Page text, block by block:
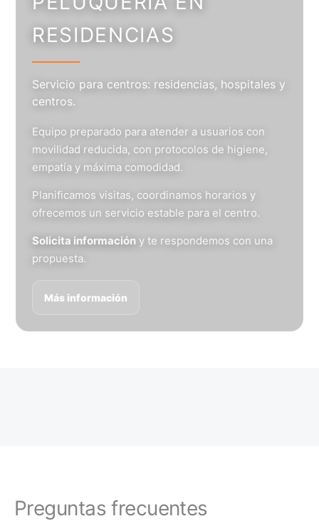
RESIDENCIAS
Servicio para centros: residencias, hospitales y
centros.
Equipo preparado para atender a usuarios con
movilidad reducida, con protocolos de higiene,
empatía y máxima comodidad.
Planificamos visitas, coordinamos horarios y
ofrecemos un servicio estable para el centro.
Solicita información y te respondemos con una
propuesta.
Más información
Preguntas frecuentes